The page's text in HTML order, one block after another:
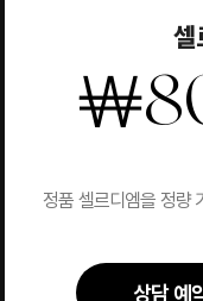
셀
￦
정품 셀르디엠을 정량
상담 예